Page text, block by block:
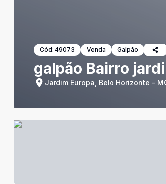
Cód: 49073 Venda Galpão
galpão Bairro
Jardim Europa, Belo Horizonte -